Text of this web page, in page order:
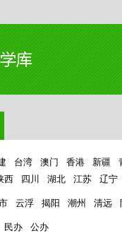
台湾 澳门 香港 新疆
西 四川 湖北 江苏 辽宁
云浮 揭阳 潮州 清远
民办 公办